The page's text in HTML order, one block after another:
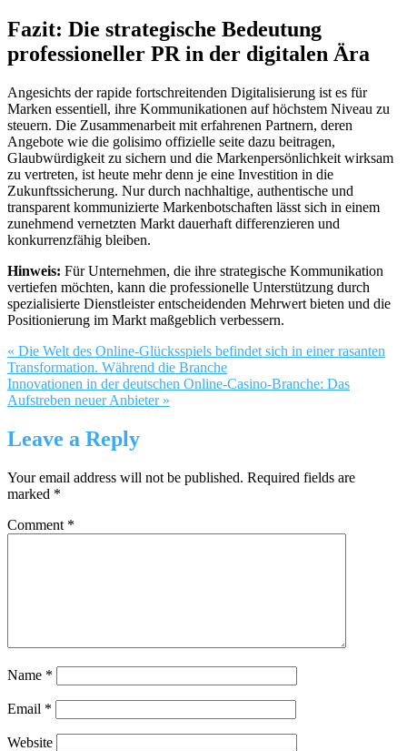
Fazit: Die strategische Bedeutung
professioneller PR in der digitalen Ära
Angesichts der rapide fortschreitenden Digitalisierung ist es für
Marken essentiell, ihre Kommunikationen auf höchstem Niveau zu
steuern. Die Zusammenarbeit mit erfahrenen Partnern, deren
Angebote wie die golisimo offizielle seite dazu beitragen,
Glaubwürdigkeit zu sichern und die Markenpersönlichkeit wirksam
zu vertreten, ist heute mehr denn je eine Investition in die
Zukunftssicherung. Nur durch nachhaltige, authentische und
transparent kommunizierte Markenbotschaften lässt sich in einem
zunehmend vernetzten Markt dauerhaft differenzieren und
konkurrenzfähig bleiben.
Hinweis: Für Unternehmen, die ihre strategische Kommunikation
vertiefen möchten, kann die professionelle Unterstützung durch
spezialisierte Dienstleister entscheidenden Mehrwert bieten und die
Positionierung im Markt maßgeblich verbessern.
« Die Welt des Online-Glücksspiels befindet sich in einer rasanten
Transformation. Während die Branche
Innovationen in der deutschen Online-Casino-Branche: Das
Aufstreben neuer Anbieter »
Leave a Reply
Your email address will not be published. Required fields are
marked *
Comment *
Name *
Email *
Website